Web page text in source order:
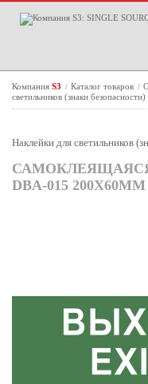
Компания S3 / Каталог товаров /
светильников (знаки безопасности)
Наклейки для светильников
САМОКЛЕЯЩАЯСЯ
DBA-015